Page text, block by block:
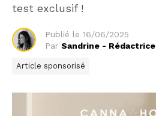
test exclusif !
Publié le 16/06/2025
Par Sandrine - Rédactrice
Article sponsorisé